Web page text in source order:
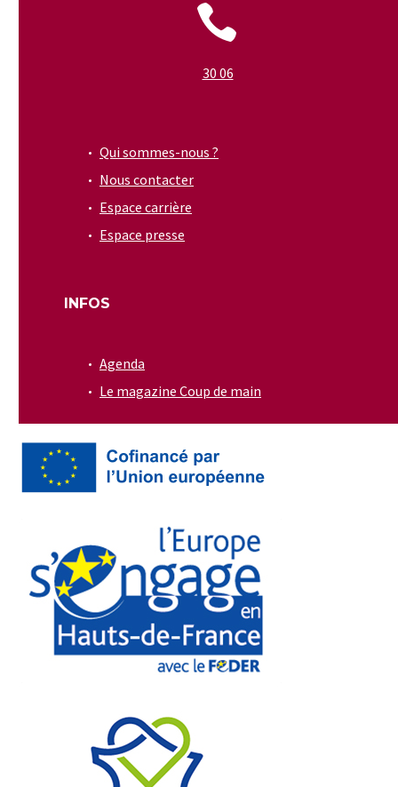


30 06
Qui sommes-nous ?
Nous contacter
Espace carrière
Espace presse
INFOS
Agenda
Le magazine Coup de main